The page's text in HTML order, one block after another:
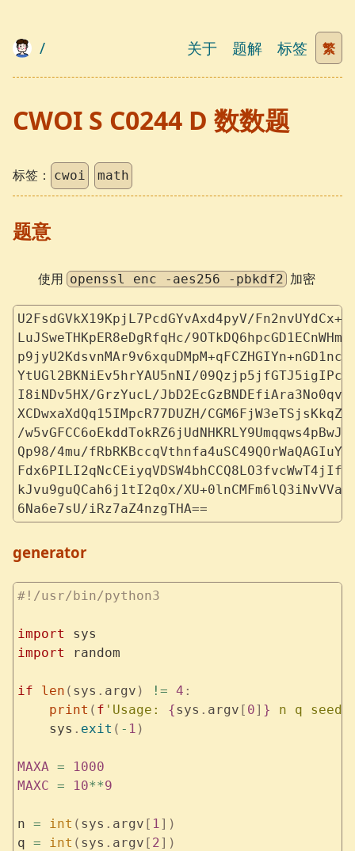
/ 关于 题解 标签 繁
CWOI S C0244 D 数数题
标签： cwoi math
题意
使用 openssl enc -aes256 -pbkdf2 加密
U2FsdGVkX19KpjL7PcdGYvAxd4pyV/
LuJSweTHKpER8eDgRfqHc/
YtUGl2BKNiEv5hrYAU5nNI/
I8iNDv5HX/GrzYucL/
XCDwxaXdQq15IMpcR77DUZH/
/
Qp98/4mu/
kJvu9guQCah6j1tI2qOx/
6Na6e7sU/iRz7aZ4nzgTHA==
generator
#!/usr/bin/python3
import sys
import random
if len ( sys . argv ) != 4 :
    print
( f 'Usage: {sys . argv [ 0] } n q seed'
    sys
. exit ( - 1 )
MAXA = 1000
MAXC = 10**9
n = int ( sys . argv [ 1 ])
q = int ( sys . argv [ 2])